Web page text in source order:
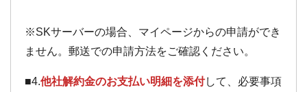
※SKサーバーの場合、マイページからの申請ができ
ません。郵送での申請方法をご確認ください。
■4.他社解約金のお支払い明細を添付して、必要事項